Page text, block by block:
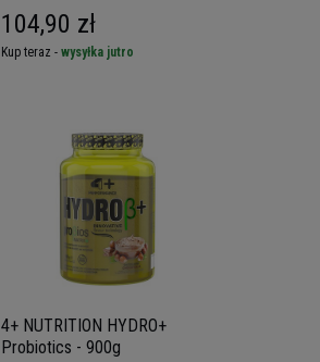
104,90 zł
Kup teraz - wysyłka jutro
4+ NUTRITION HYDRO+
Probiotics - 900g